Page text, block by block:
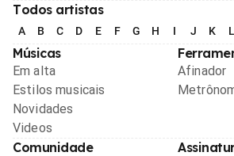
Todos artistas
A B C D E F G H I J K L
Músicas
Em alta
Estilos musicais
Novidades
Videos
Afinador
Comunidade